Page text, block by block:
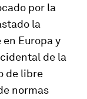
por la
la
Europa y
de la
de libre
normas